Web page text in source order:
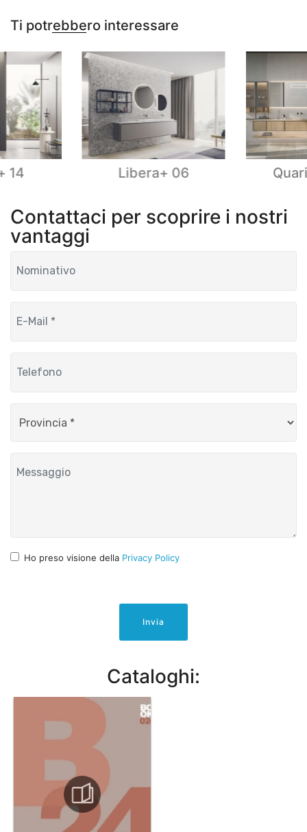
Ti potrebbero interessare
14 Libera+ 06
Contattaci per scoprire i nostri
vantaggi
Ho preso visione della Privacy Policy
Invia
Cataloghi: